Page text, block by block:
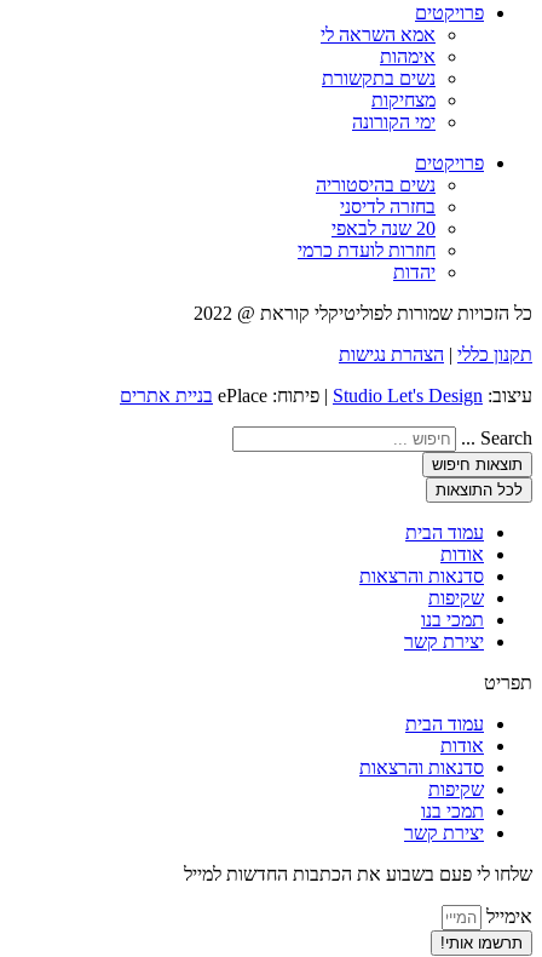
פרויקטים
אמא השראה לי
אימהות
נשים בתקשורת
מצחיקות
ימי הקורונה
פרויקטים
נשים בהיסטוריה
בחזרה לדיסני
20 שנה לבאפי
חוזרות לועדת כרמי
יהדות
כל הזכויות שמורות לפוליטיקלי קוראת @ 2022
תקנון כללי | הצהרת נגישות
עיצוב: Studio Let's Design | פיתוח: ePlace בניית אתרים
Search ...
תוצאות חיפוש
לכל התוצאות
עמוד הבית
אודות
סדנאות והרצאות
שקיפות
תמכי בנו
יצירת קשר
תפריט
עמוד הבית
אודות
סדנאות והרצאות
שקיפות
תמכי בנו
יצירת קשר
שלחו לי פעם בשבוע את הכתבות החדשות למייל
אימייל
תרשמו אותי!